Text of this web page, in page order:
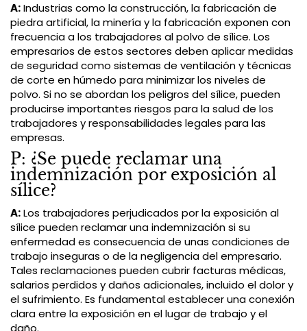
A:Industrias como la construcción, la fabricación de
piedra artificial, la minería y la fabricación exponen con
frecuencia a los trabajadores al polvo de sílice. Los
empresarios de estos sectores deben aplicar medidas
de seguridad como sistemas de ventilación y técnicas
de corte en húmedo para minimizar los niveles de
polvo. Si no se abordan los peligros del sílice, pueden
producirse importantes riesgos para la salud de los
trabajadores y responsabilidades legales para las
empresas.
P: ¿Se puede reclamar una
indemnización por exposición al
sílice?
A:Los trabajadores perjudicados por la exposición al
sílice pueden reclamar una indemnización si su
enfermedad es consecuencia de unas condiciones de
trabajo inseguras o de la negligencia del empresario.
Tales reclamaciones pueden cubrir facturas médicas,
salarios perdidos y daños adicionales, incluido el dolor y
el sufrimiento. Es fundamental establecer una conexión
clara entre la exposición en el lugar de trabajo y el
daño.